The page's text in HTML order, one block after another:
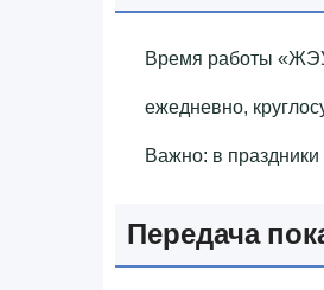
Время работы
ежедневно,
Важно: в
Передача